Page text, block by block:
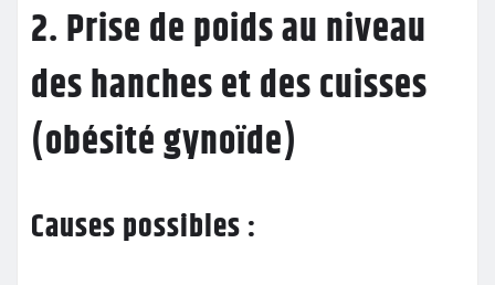
2. Prise de poids au niveau
des hanches et des cuisses
(obésité gynoïde)
Causes possibles :